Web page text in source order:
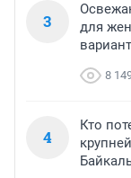
3
для
8
4
Кто